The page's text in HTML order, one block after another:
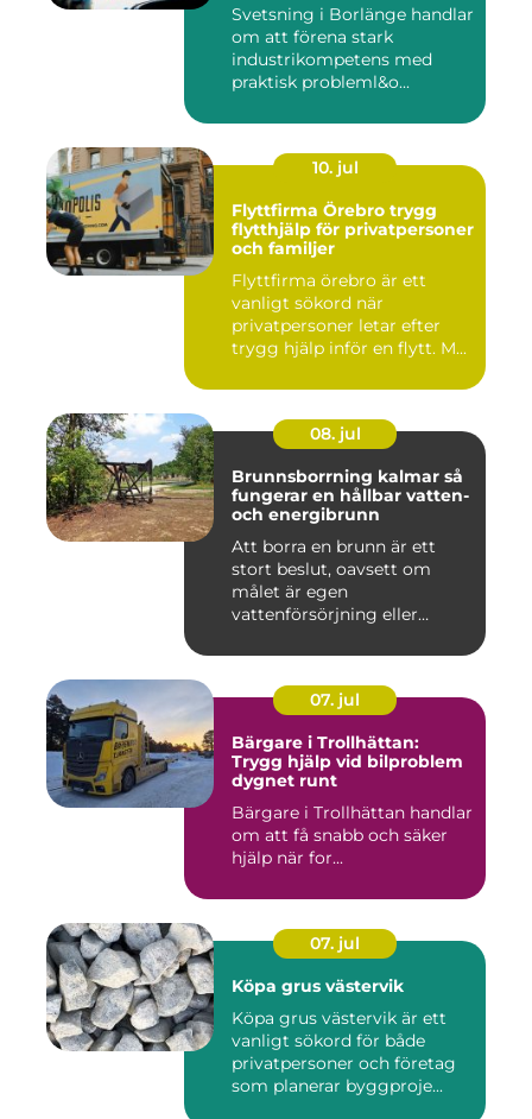
Svetsning i Borlänge handlar
om att förena stark
industrikompetens med
praktisk probleml&o...
10. jul
Flyttfirma Örebro trygg
flytthjälp för privatpersoner
och familjer
Flyttfirma örebro är ett
vanligt sökord när
privatpersoner letar efter
trygg hjälp inför en flytt. M...
08. jul
Brunnsborrning kalmar så
fungerar en hållbar vatten-
och energibrunn
Att borra en brunn är ett
stort beslut, oavsett om
målet är egen
vattenförsörjning eller
07. jul
Bärgare i Trollhättan:
Trygg hjälp vid bilproblem
dygnet runt
Bärgare i Trollhättan handlar
om att få snabb och säker
hjälp när for...
07. jul
Köpa grus västervik
Köpa grus västervik är ett
vanligt sökord för både
privatpersoner och företag
som planerar byggproje...